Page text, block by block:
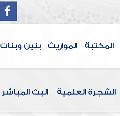
المكتبة المواريث بنين وبنات
الشجرة العلمية البث المباشر